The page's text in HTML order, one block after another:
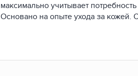
максимально учитывает
Основано на опыте ухода за кожей.